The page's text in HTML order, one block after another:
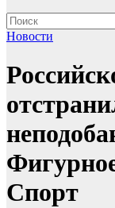
Новости
Спорт